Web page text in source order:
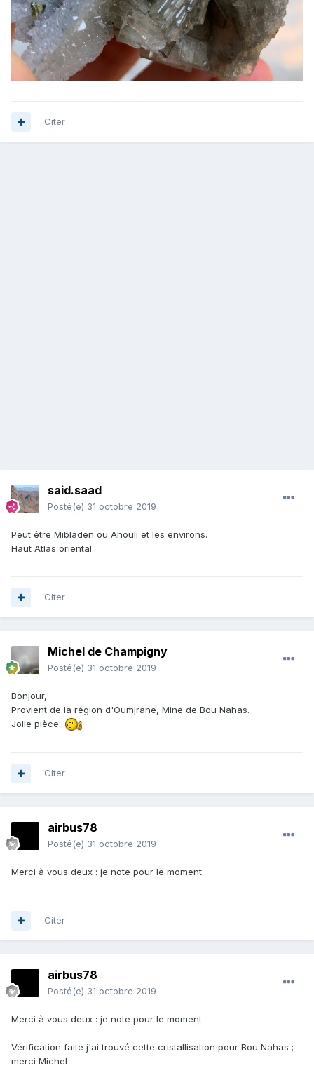
Citer
said.saad
Posté(e) 31 octobre 2019
Peut être Mibladen ou Ahouli et les environs.
Haut Atlas oriental
Citer
Michel de Champigny
Posté(e) 31 octobre 2019
Bonjour,
Provient de la région d'Oumjrane, Mine de Bou Nahas.
Jolie pièce...
Citer
airbus78
Posté(e) 31 octobre 2019
Merci à vous deux : je note pour le moment
Citer
airbus78
Posté(e) 31 octobre 2019
Merci à vous deux : je note pour le moment
Vérification faite j'ai trouvé cette cristallisation pour Bou Nahas ;
merci Michel